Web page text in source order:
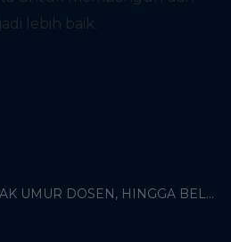
lebih baik.
DARI GADO-GADO, TEBAK UMUR DOSEN, HINGGA BELI PECI MUHAMMADIYAH: TERUNGKAPNYA KISAH UNIK 3 MAHASISWA TURKI DI SMAMDA!